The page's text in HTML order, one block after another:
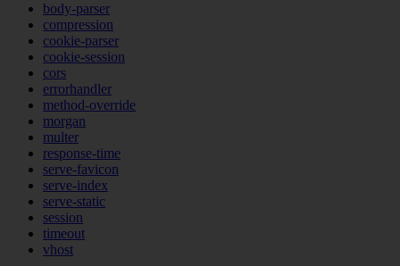
body-parser
compression
cookie-parser
cookie-session
cors
errorhandler
method-override
morgan
multer
response-time
serve-favicon
serve-index
serve-static
session
timeout
vhost